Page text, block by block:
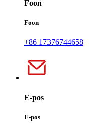
Foon
Foon
+86 17376744658
E-pos
E-pos